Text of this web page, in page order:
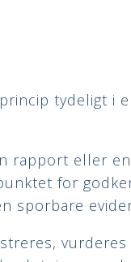
tydeligt i
rapport eller
for
sporbare
vurderes